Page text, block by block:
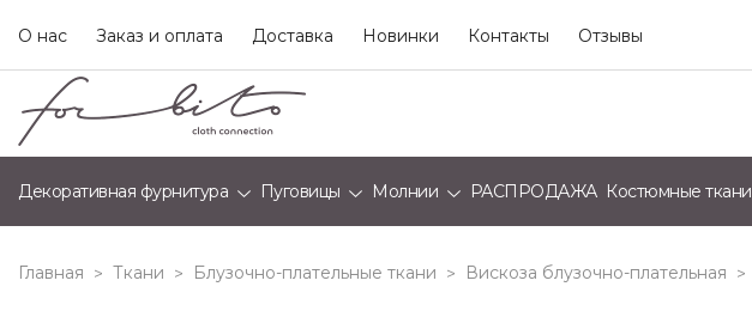
О нас Заказ и оплата Доставка Новинки Контакты Отзывы
Декоративная фурнитура Пуговицы Молнии РАСПРОДАЖА Костюмные ткани
Главная > Ткани > Блузочно-плательные ткани > Вискоза блузочно-плательная >